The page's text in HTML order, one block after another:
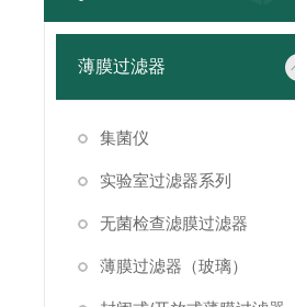
薄膜过滤器
集菌仪
实验室过滤器系列
无菌检查滤膜过滤器
薄膜过滤器（玻璃）